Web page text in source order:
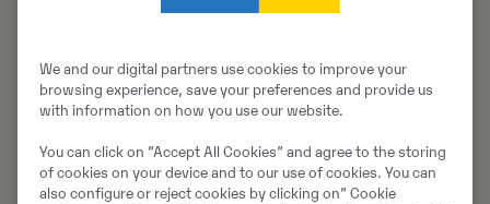
jõudlust maastikul funktsioonidega, nagu ennast
tõestanud Volvo ülekandeseade, automaatsed
veokombinatsioonid (sh 100% diferentsiaalilukud),
roolimehhanism, mis tagab parima veojõu, stabiilsuse
ja täppisjuhtimise. Volvo Dynamic Drive,
We and our digital partners use cookies to improve your
browsing experience, save your preferences and provide us
with information on how you use our website.
You can click on ”Accept All Cookies” and agree to the storing
of cookies on your device and to our use of cookies. You can
also configure or reject cookies by clicking on” Cookie